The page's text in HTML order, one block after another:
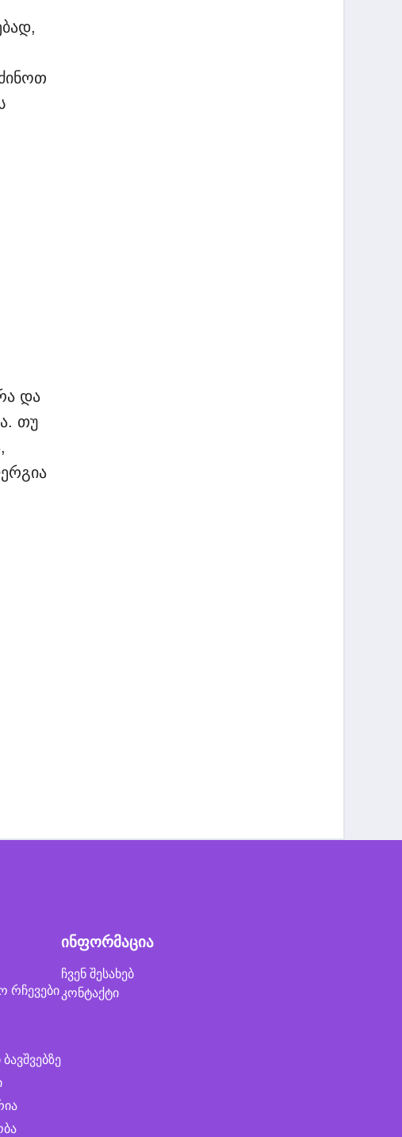
და
თუ
რჩევები
ინფორმაცია
ჩვენ შესახებ
კონტაქტი